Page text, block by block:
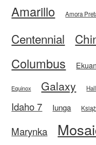
Amarillo Amora
Centennial
Columbus
Equinox Galaxy
Idaho 7 Iunga
Marynka